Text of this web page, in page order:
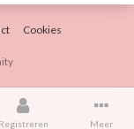
Cookies
Registreren Meer